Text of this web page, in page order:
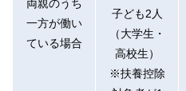
両親のうち
一方が働い
ている場合
子ども2人
（大学生・
高校生）
※扶養控除